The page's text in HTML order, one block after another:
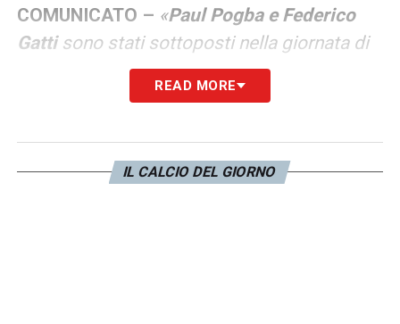
COMUNICATO – «Paul Pogba e Federico
Gattisono stati sottoposti nella giornata di
oggi ad esami strumentali presso
in seguito agli infortuni riportati
hanno escluso lesioni muscolari
READ MORE
IL CALCIO DEL GIORNO